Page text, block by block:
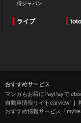
侍ジャパン
ライブ toto
おすすめサービス
マンガもお得にPayPayで
自動車情報サイトcarview!
おすすめ情報サービス「